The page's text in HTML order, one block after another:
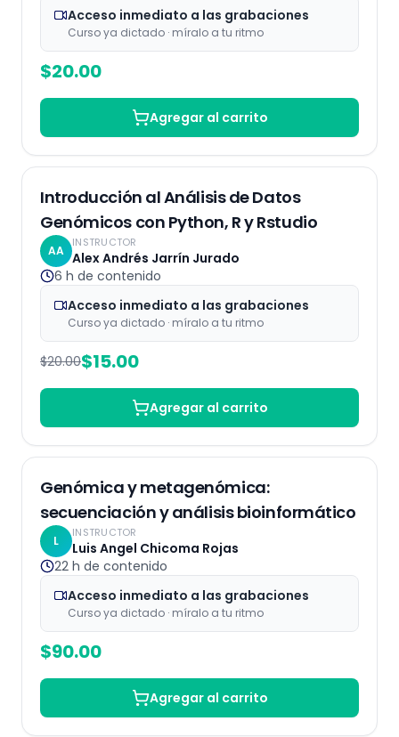
Acceso inmediato a las grabaciones
Curso ya dictado · míralo a tu ritmo
$20.00
Agregar al carrito
25% OFF
Introducción al Análisis de Datos
Genómicos con Python, R y Rstudio
AA
INSTRUCTOR
Alex Andrés Jarrín Jurado
6 h de contenido
Acceso inmediato a las grabaciones
Curso ya dictado · míralo a tu ritmo
$20.00$15.00
Agregar al carrito
Genómica y metagenómica:
secuenciación y análisis bioinformático
L
INSTRUCTOR
Luis Angel Chicoma Rojas
22 h de contenido
Acceso inmediato a las grabaciones
Curso ya dictado · míralo a tu ritmo
$90.00
Agregar al carrito